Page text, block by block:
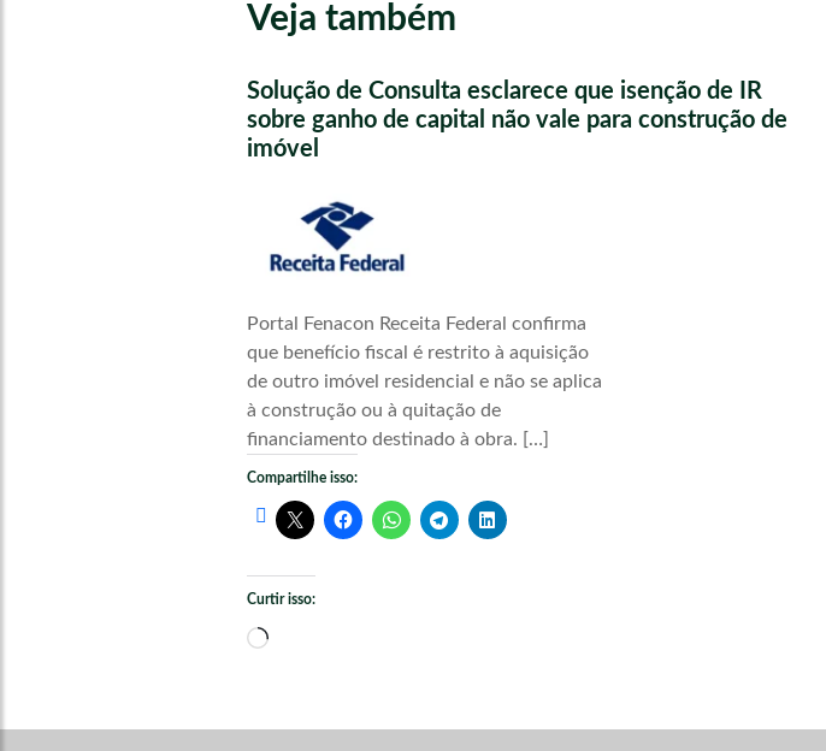
Veja também
Solução de Consulta esclarece que isenção de IR
sobre ganho de capital não vale para construção de
imóvel
Portal Fenacon Receita Federal confirma
que benefício fiscal é restrito à aquisição
de outro imóvel residencial e não se aplica
à construção ou à quitação de
financiamento destinado à obra. […]
Compartilhe isso:
Curtir isso:
Carregando...